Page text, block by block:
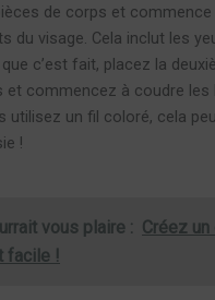
de corps et
du visage. Cela inclut les
c’est fait, placez la
et commencez à coudre les
utilisez un fil coloré, cela
!
vous plaire : Créez un
facile !